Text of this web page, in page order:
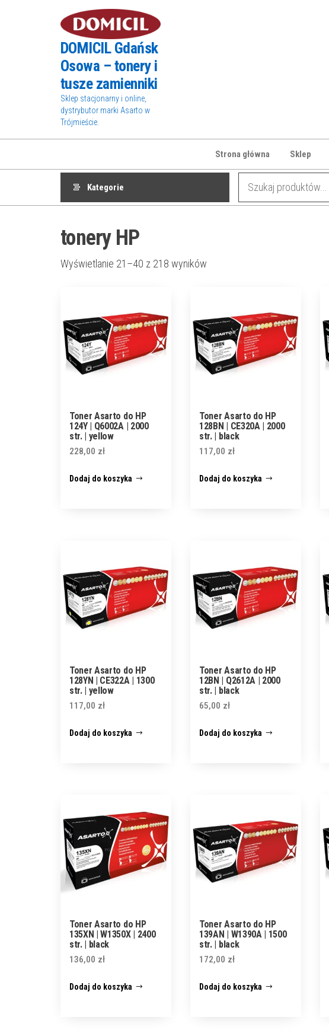
DOMICIL Gdańsk
Osowa – tonery i
tusze zamienniki
Sklep stacjonarny i online,
dystrybutor marki Asarto w
Trójmieście.
Strona główna Sklep
Kategorie
tonery HP
Wyświetlanie 21–40 z 218 wyników
Toner Asarto do HP
124Y | Q6002A | 2000
str. | yellow
228,00 zł
Dodaj do koszyka
Toner Asarto do HP
128BN | CE320A | 2000
str. | black
117,00 zł
Dodaj do koszyka
Toner Asarto do HP
128YN | CE322A | 1300
str. | yellow
117,00 zł
Dodaj do koszyka
Toner Asarto do HP
12BN | Q2612A | 2000
str. | black
65,00 zł
Dodaj do koszyka
Toner Asarto do HP
135XN | W1350X | 2400
str. | black
136,00 zł
Dodaj do koszyka
Toner Asarto do HP
139AN | W1390A | 1500
str. | black
172,00 zł
Dodaj do koszyka